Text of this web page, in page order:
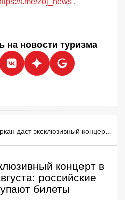
на новости туризма
концерт в
российские
билеты